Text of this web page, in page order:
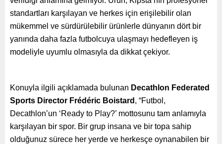
standartları karşılayan ve herkes için erişilebilir olan
mükemmel ve sürdürülebilir ürünlerle dünyanın dört bir
yanında daha fazla futbolcuya ulaşmayı hedefleyen iş
modeliyle uyumlu olmasıyla da dikkat çekiyor.
Konuyla ilgili açıklamada bulunan Decathlon Federated
Sports Director Frédéric Boistard , “Futbol,
Decathlon’un ‘Ready to Play?’ mottosunu tam anlamıyla
karşılayan bir spor. Bir grup insana ve bir topa sahip
olduğunuz sürece her yerde ve herkesçe oynanabilen bir